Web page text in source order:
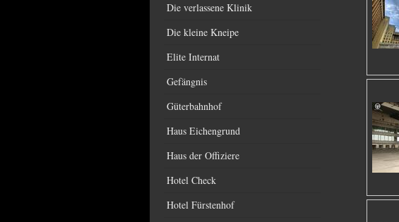
Die verlassene Klinik
Die kleine Kneipe
Elite Internat
Gefängnis
Güterbahnhof
Haus Eichengrund
Haus der Offiziere
Hotel Check
Hotel Fürstenhof